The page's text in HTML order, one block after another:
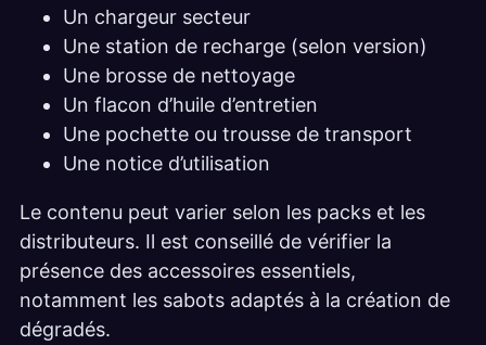
Un chargeur secteur
Une station de recharge (selon version)
Une brosse de nettoyage
Un flacon d’huile d’entretien
Une pochette ou trousse de transport
Une notice d’utilisation
Le contenu peut varier selon les packs et les
distributeurs. Il est conseillé de vérifier la
présence des accessoires essentiels,
notamment les sabots adaptés à la création de
dégradés.